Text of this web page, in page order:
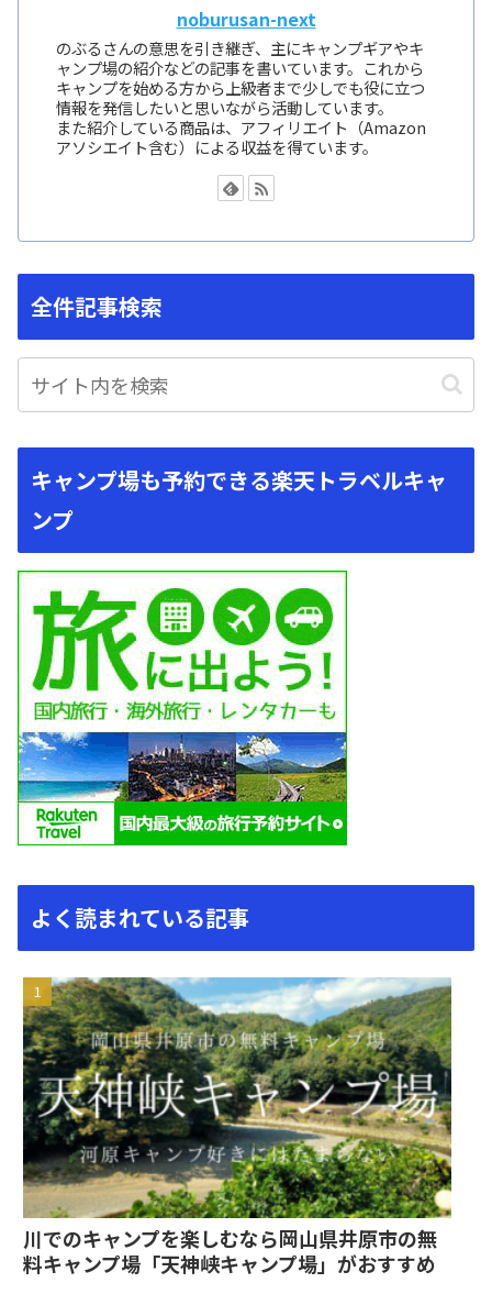
noburusan-next
のぶるさんの意思を引き継ぎ、主にキャンプギアやキ
ャンプ場の紹介などの記事を書いています。これから
キャンプを始める方から上級者まで少しでも役に立つ
情報を発信したいと思いながら活動しています。
また紹介している商品は、アフィリエイト（Amazon
アソシエイト含む）による収益を得ています。
全件記事検索
キャンプ場も予約できる楽天トラベルキャ
ンプ
よく読まれている記事
川でのキャンプを楽しむなら岡山県井原市の無
料キャンプ場「天神峡キャンプ場」がおすすめ